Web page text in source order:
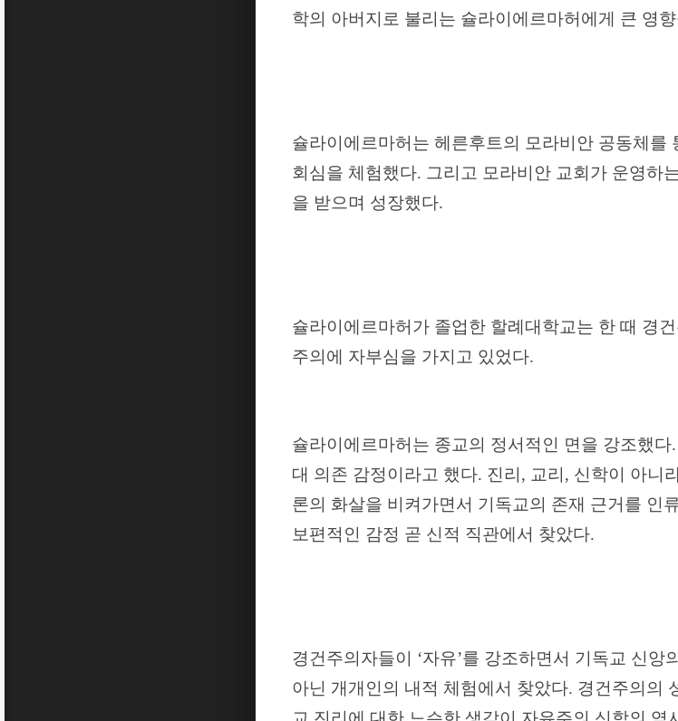
학의 아버지로 불리는 슐라이에르마허에게 큰 영
슐라이에르마허는 헤른후트의 모라비안 공동체를
회심을 체험했다. 그리고 모라비안 교회가 운영하
을 받으며 성장했다.
슐라이에르마허가 졸업한 할례대학교는 한 때 경
주의에 자부심을 가지고 있었다.
슐라이에르마허는 종교의 정서적인 면을 강조했다.
대 의존 감정이라고 했다. 진리 , 교리 , 신학이 아니
론의 화살을 비켜가면서 기독교의 존재 근거를 인
보편적인 감정 곧 신적 직관에서 찾았다.
경건주의자들이 ‘자유’를 강조하면서 기독교 신앙
아닌 개개인의 내적 체험에서 찾았다. 경건주의의